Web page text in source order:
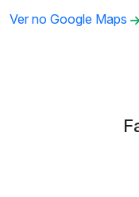
Ver no Google Maps